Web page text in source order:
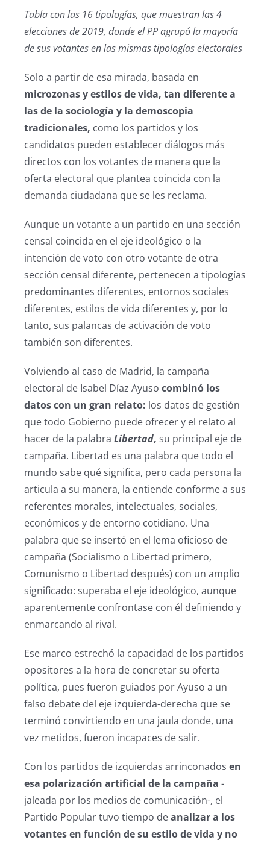
Tabla con las 16 tipologías, que muestran las 4
elecciones de 2019, donde el PP agrupó la mayoría
de sus votantes en las mismas tipologías electorales
Solo a partir de esa mirada, basada en
microzonas y estilos de vida, tan diferente a
las de la sociología y la demoscopia
tradicionales, como los partidos y los
candidatos pueden establecer diálogos más
directos con los votantes de manera que la
oferta electoral que plantea coincida con la
demanda ciudadana que se les reclama.
Aunque un votante a un partido en una sección
censal coincida en el eje ideológico o la
intención de voto con otro votante de otra
sección censal diferente, pertenecen a tipologías
predominantes diferentes, entornos sociales
diferentes, estilos de vida diferentes y, por lo
tanto, sus palancas de activación de voto
también son diferentes.
Volviendo al caso de Madrid, la campaña
electoral de Isabel Díaz Ayuso combinó los
datos con un gran relato: los datos de gestión
que todo Gobierno puede ofrecer y el relato al
hacer de la palabra Libertad, su principal eje de
campaña. Libertad es una palabra que todo el
mundo sabe qué significa, pero cada persona la
articula a su manera, la entiende conforme a sus
referentes morales, intelectuales, sociales,
económicos y de entorno cotidiano. Una
palabra que se insertó en el lema oficioso de
campaña (Socialismo o Libertad primero,
Comunismo o Libertad después) con un amplio
significado: superaba el eje ideológico, aunque
aparentemente confrontase con él definiendo y
enmarcando al rival.
Ese marco estrechó la capacidad de los partidos
opositores a la hora de concretar su oferta
política, pues fueron guiados por Ayuso a un
falso debate del eje izquierda-derecha que se
terminó convirtiendo en una jaula donde, una
vez metidos, fueron incapaces de salir.
Con los partidos de izquierdas arrinconados en
esa polarización artificial de la campaña -
jaleada por los medios de comunicación-, el
Partido Popular tuvo tiempo deanalizar a los
votantes en función de su estilo de vida y no